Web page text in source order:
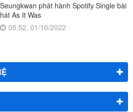
Seungkwan phát hành Spotify Single bài
hát As It Was
05:52, 01/10/2022